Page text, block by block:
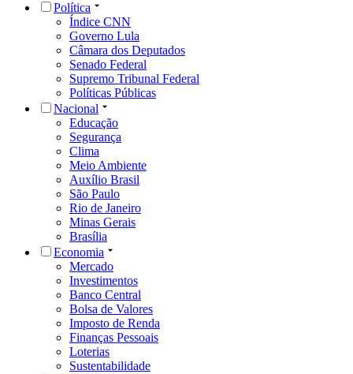
Política
Índice CNN
Governo Lula
Câmara dos Deputados
Senado Federal
Supremo Tribunal Federal
Políticas Públicas
Nacional
Educação
Segurança
Clima
Meio Ambiente
Auxílio Brasil
São Paulo
Rio de Janeiro
Minas Gerais
Brasília
Economia
Mercado
Investimentos
Banco Central
Bolsa de Valores
Imposto de Renda
Finanças Pessoais
Loterias
Sustentabilidade